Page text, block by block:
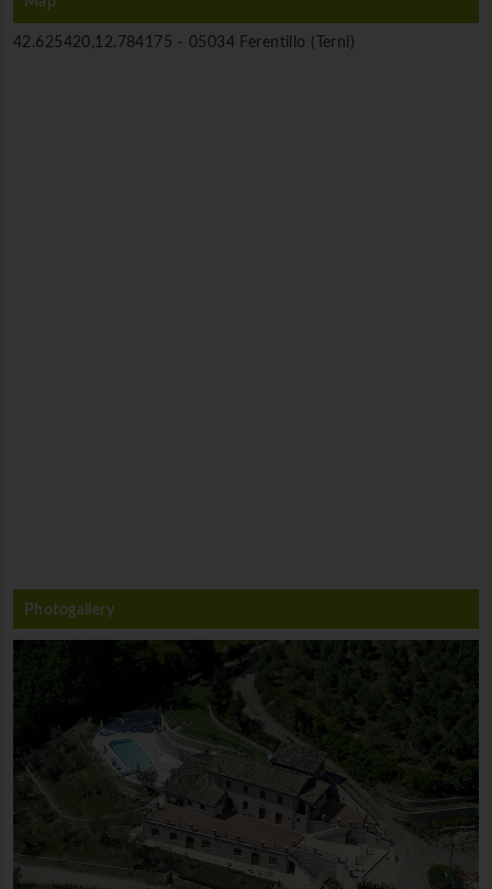
42.625420,12.784175 - 05034 Ferentillo (Terni)
Photogallery